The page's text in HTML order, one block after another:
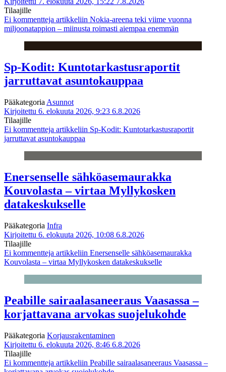
Tilaajille
Ei kommentteja artikkeliin Nokia-areena teki viime vuonna
miljoonatappion – miinusta roimasti aiempaa enemmän
Sp-Kodit: Kuntotarkastusraportit
jarruttavat asuntokauppaa
Pääkategoria Asunnot
Kirjoitettu 6. elokuuta 2026, 9:23 6.8.2026
Tilaajille
Ei kommentteja artikkeliin Sp-Kodit: Kuntotarkastusraportit
jarruttavat asuntokauppaa
Enersenselle sähköasemaurakka
Kouvolasta – virtaa Myllykosken
datakeskukselle
Pääkategoria Infra
Kirjoitettu 6. elokuuta 2026, 10:08 6.8.2026
Tilaajille
Ei kommentteja artikkeliin Enersenselle sähköasemaurakka
Kouvolasta – virtaa Myllykosken datakeskukselle
Peabille sairaalasaneeraus Vaasassa –
korjattavana arvokas suojelukohde
Pääkategoria Korjausrakentaminen
Kirjoitettu 6. elokuuta 2026, 8:46 6.8.2026
Tilaajille
Ei kommentteja artikkeliin Peabille sairaalasaneeraus Vaasassa –